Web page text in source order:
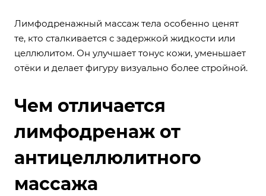
Лимфодренажный массаж тела особенно ценят
те, кто сталкивается с задержкой жидкости или
целлюлитом. Он улучшает тонус кожи, уменьшает
отёки и делает фигуру визуально более стройной.
Чем отличается
лимфодренаж от
антицеллюлитного
массажа